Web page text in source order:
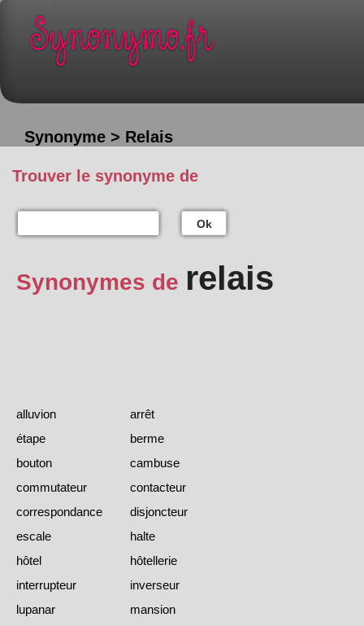
Synonyme > Relais
Trouver le synonyme de
Ok
Synonymes de relais
alluvion
arrêt
étape
berme
bouton
cambuse
commutateur
contacteur
correspondance
disjoncteur
escale
halte
hôtel
hôtellerie
interrupteur
inverseur
lupanar
mansion